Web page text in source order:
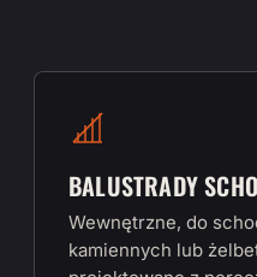
BALUSTRADY
Wewnętrzne, do
kamiennych lub